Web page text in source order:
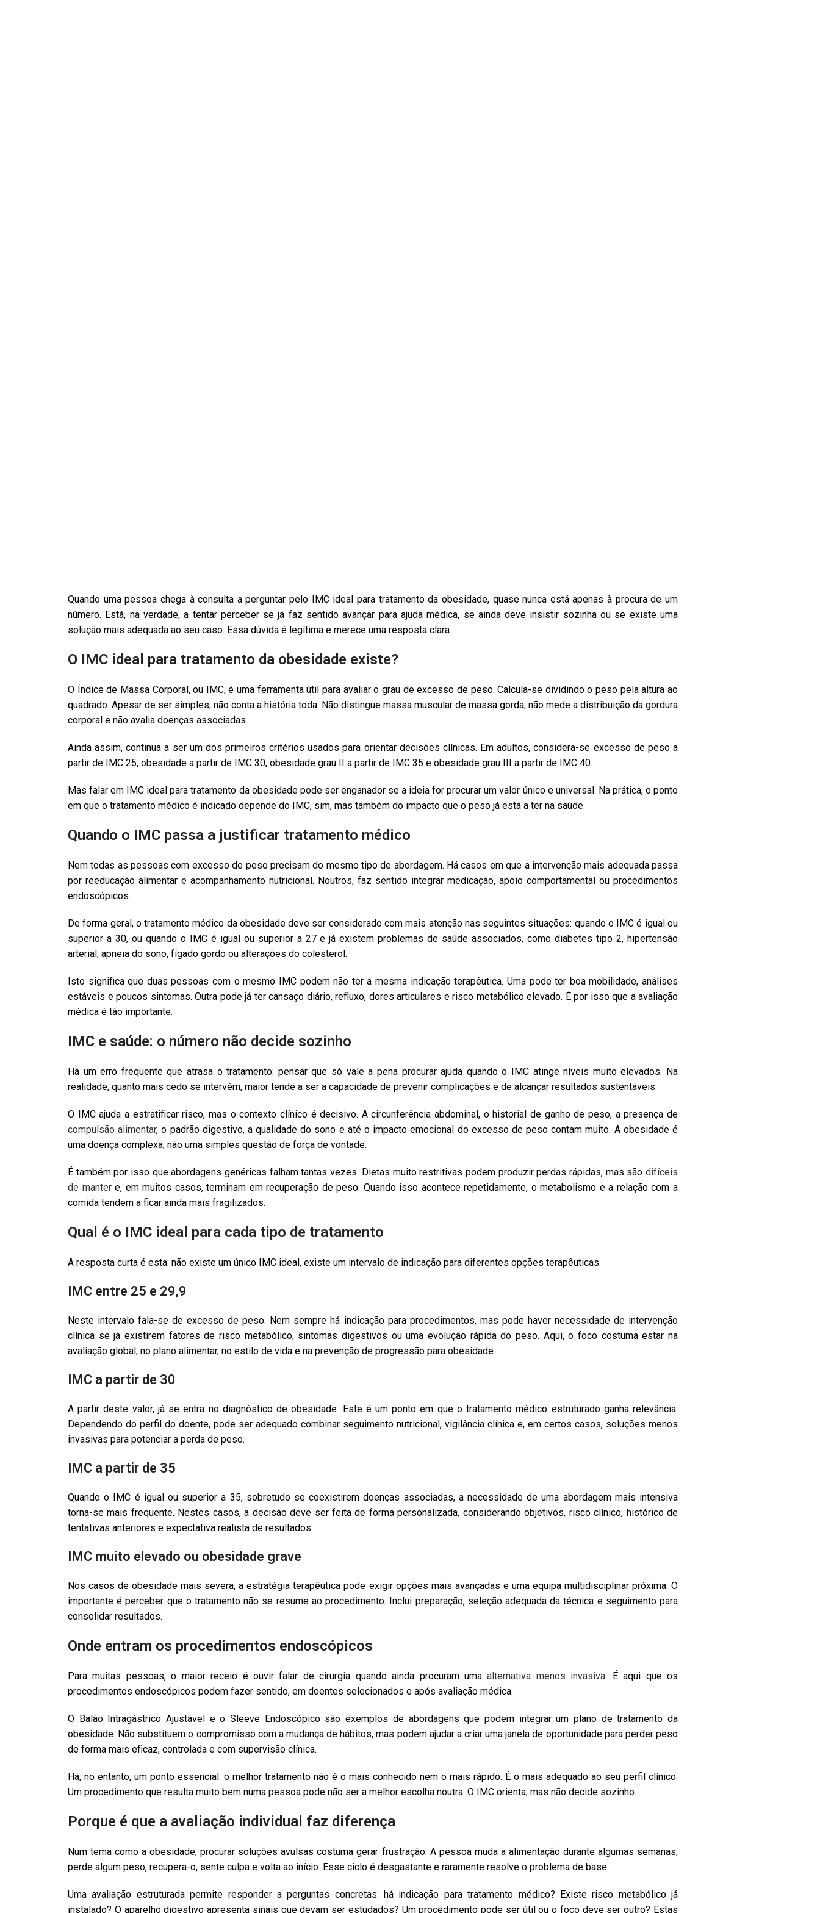
Quando uma pessoa chega à consulta a perguntar pelo IMC ideal para tratamento da obesidade, quase nunca está apenas à procura de um
número. Está, na verdade, a tentar perceber se já faz sentido avançar para ajuda médica, se ainda deve insistir sozinha ou se existe uma
solução mais adequada ao seu caso. Essa dúvida é legítima e merece uma resposta clara.
O IMC ideal para tratamento da obesidade existe?
O Índice de Massa Corporal, ou IMC, é uma ferramenta útil para avaliar o grau de excesso de peso. Calcula-se dividindo o peso pela altura ao
quadrado. Apesar de ser simples, não conta a história toda. Não distingue massa muscular de massa gorda, não mede a distribuição da gordura
corporal e não avalia doenças associadas.
Ainda assim, continua a ser um dos primeiros critérios usados para orientar decisões clínicas. Em adultos, considera-se excesso de peso a
partir de IMC 25, obesidade a partir de IMC 30, obesidade grau II a partir de IMC 35 e obesidade grau III a partir de IMC 40.
Mas falar em IMC ideal para tratamento da obesidade pode ser enganador se a ideia for procurar um valor único e universal. Na prática, o ponto
em que o tratamento médico é indicado depende do IMC, sim, mas também do impacto que o peso já está a ter na saúde.
Quando o IMC passa a justificar tratamento médico
Nem todas as pessoas com excesso de peso precisam do mesmo tipo de abordagem. Há casos em que a intervenção mais adequada passa
por reeducação alimentar e acompanhamento nutricional. Noutros, faz sentido integrar medicação, apoio comportamental ou procedimentos
endoscópicos.
De forma geral, o tratamento médico da obesidade deve ser considerado com mais atenção nas seguintes situações: quando o IMC é igual ou
superior a 30, ou quando o IMC é igual ou superior a 27 e já existem problemas de saúde associados, como diabetes tipo 2, hipertensão
arterial, apneia do sono, fígado gordo ou alterações do colesterol.
Isto significa que duas pessoas com o mesmo IMC podem não ter a mesma indicação terapêutica. Uma pode ter boa mobilidade, análises
estáveis e poucos sintomas. Outra pode já ter cansaço diário, refluxo, dores articulares e risco metabólico elevado. É por isso que a avaliação
médica é tão importante.
IMC e saúde: o número não decide sozinho
Há um erro frequente que atrasa o tratamento: pensar que só vale a pena procurar ajuda quando o IMC atinge níveis muito elevados. Na
realidade, quanto mais cedo se intervém, maior tende a ser a capacidade de prevenir complicações e de alcançar resultados sustentáveis.
O IMC ajuda a estratificar risco, mas o contexto clínico é decisivo. A circunferência abdominal, o historial de ganho de peso, a presença de
compulsão alimentar, o padrão digestivo, a qualidade do sono e até o impacto emocional do excesso de peso contam muito. A obesidade é
uma doença complexa, não uma simples questão de força de vontade.
É também por isso que abordagens genéricas falham tantas vezes. Dietas muito restritivas podem produzir perdas rápidas, mas são difíceis
de mantere, em muitos casos, terminam em recuperação de peso. Quando isso acontece repetidamente, o metabolismo e a relação com a
comida tendem a ficar ainda mais fragilizados.
Qual é o IMC ideal para cada tipo de tratamento
A resposta curta é esta: não existe um único IMC ideal, existe um intervalo de indicação para diferentes opções terapêuticas.
IMC entre 25 e 29,9
Neste intervalo fala-se de excesso de peso. Nem sempre há indicação para procedimentos, mas pode haver necessidade de intervenção
clínica se já existirem fatores de risco metabólico, sintomas digestivos ou uma evolução rápida do peso. Aqui, o foco costuma estar na
avaliação global, no plano alimentar, no estilo de vida e na prevenção de progressão para obesidade.
IMC a partir de 30
A partir deste valor, já se entra no diagnóstico de obesidade. Este é um ponto em que o tratamento médico estruturado ganha relevância.
Dependendo do perfil do doente, pode ser adequado combinar seguimento nutricional, vigilância clínica e, em certos casos, soluções menos
invasivas para potenciar a perda de peso.
IMC a partir de 35
Quando o IMC é igual ou superior a 35, sobretudo se coexistirem doenças associadas, a necessidade de uma abordagem mais intensiva
torna-se mais frequente. Nestes casos, a decisão deve ser feita de forma personalizada, considerando objetivos, risco clínico, histórico de
tentativas anteriores e expectativa realista de resultados.
IMC muito elevado ou obesidade grave
Nos casos de obesidade mais severa, a estratégia terapêutica pode exigir opções mais avançadas e uma equipa multidisciplinar próxima. O
importante é perceber que o tratamento não se resume ao procedimento. Inclui preparação, seleção adequada da técnica e seguimento para
consolidar resultados.
Onde entram os procedimentos endoscópicos
Para muitas pessoas, o maior receio é ouvir falar de cirurgia quando ainda procuram umaalternativa menos invasiva. É aqui que os
procedimentos endoscópicos podem fazer sentido, em doentes selecionados e após avaliação médica.
O Balão Intragástrico Ajustável e o Sleeve Endoscópico são exemplos de abordagens que podem integrar um plano de tratamento da
obesidade. Não substituem o compromisso com a mudança de hábitos, mas podem ajudar a criar uma janela de oportunidade para perder peso
de forma mais eficaz, controlada e com supervisão clínica.
Há, no entanto, um ponto essencial: o melhor tratamento não é o mais conhecido nem o mais rápido. É o mais adequado ao seu perfil clínico.
Um procedimento que resulta muito bem numa pessoa pode não ser a melhor escolha noutra. O IMC orienta, mas não decide sozinho.
Porque é que a avaliação individual faz diferença
Num tema como a obesidade, procurar soluções avulsas costuma gerar frustração. A pessoa muda a alimentação durante algumas semanas,
perde algum peso, recupera-o, sente culpa e volta ao início. Esse ciclo é desgastante e raramente resolve o problema de base.
Uma avaliação estruturada permite responder a perguntas concretas: há indicação para tratamento médico? Existe risco metabólico já
instalado? O aparelho digestivo apresenta sinais que devam ser estudados? Um procedimento pode ser útil ou o foco deve ser outro? Estas